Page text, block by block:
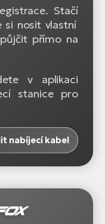
Stačí
si nosit vlastní
přímo na
v aplikaci
stanice pro
nabíjecí kabel